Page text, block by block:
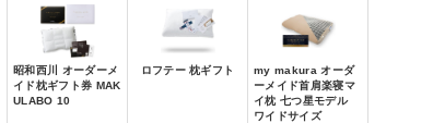
昭和西川 オーダーメ
イド枕ギフト券 MAK
ULABO 10
ロフテー 枕ギフト
my makura オーダ
ーメイド首肩楽寝マ
イ枕 七つ星モデル
ワイドサイズ